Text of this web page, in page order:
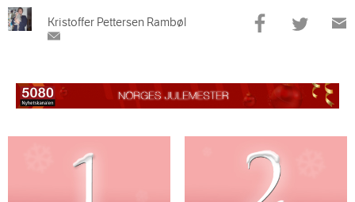
på
Facebook
på
Twitter
med
Kristoffer Pettersen Rambøl